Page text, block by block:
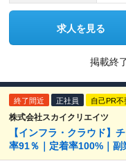
求人を見る
掲載終
終了間近 正社員 自己PR不
株式会社スカイクリエイツ
【インフラ・クラウド】
率91％｜定着率100%｜